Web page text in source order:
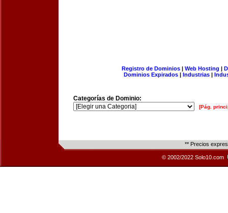
Registro de Dominios| Web Hosting |
Dominios Expirados | Industrias |
Categorías de Dominio:
[Pág.
** Precios
© 2002/2022 Solo10.com